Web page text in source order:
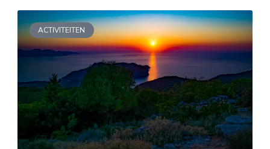
ACTIVITEITEN